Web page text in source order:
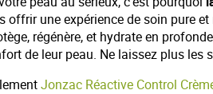
offrir une expérience de soin pure et
régénère, et hydrate en
de leur peau. Ne laissez plus
Jonzac Réactive Control